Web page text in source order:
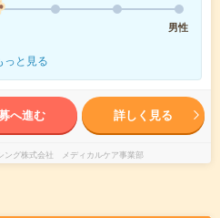
男性
っと見る
へ進む 詳しく見る
ング株式会社 メディカルケア事業部